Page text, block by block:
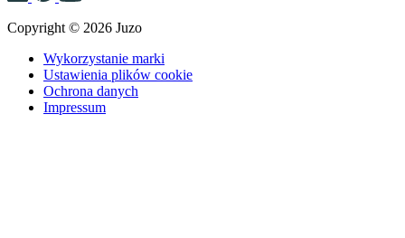
Copyright © 2026 Juzo
Wykorzystanie marki
Ustawienia plików cookie
Ochrona danych
Impressum